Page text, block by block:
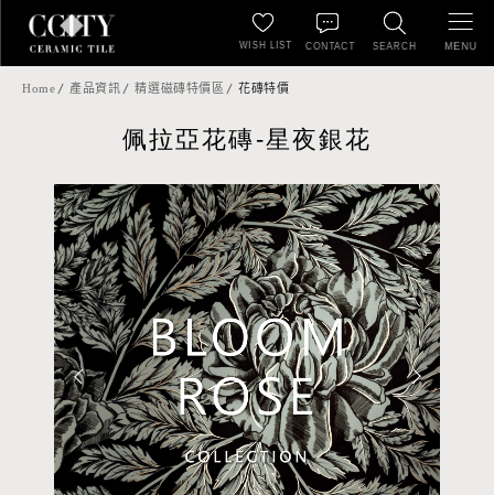
SEARCH
WISH LIST CONTACT MENU
Home 產品資訊 精選磁磚特價區 花磚特價
佩拉亞花磚-星夜銀花